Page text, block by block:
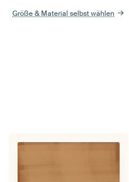
Größe & Material selbst wählen